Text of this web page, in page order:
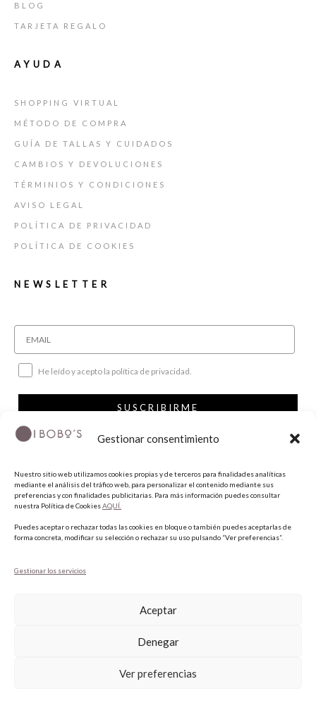
Gestionar consentimiento
Nuestro sitio web utilizamos cookies propias y de terceros para finalidades analíticas
mediante el análisis del tráfico web, para personalizar el contenido mediante sus
preferencias y con finalidades publicitarias. Para más información puedes consultar
nuestra Política de CookiesAQUÍ.
Puedes aceptar o rechazar todas las cookies en bloque o también puedes aceptarlas de
forma concreta, modificar su selección o rechazar su uso pulsando “Ver preferencias”.
Gestionar los servicios
Aceptar
Denegar
Ver preferencias
BLOG
TARJETA REGALO
AYUDA
SHOPPING VIRTUAL
MÉTODO DE COMPRA
GUÍA DE TALLAS Y CUIDADOS
CAMBIOS Y DEVOLUCIONES
TÉRMINIOS Y CONDICIONES
AVISO LEGAL
POLÍTICA DE PRIVACIDAD
POLÍTICA DE COOKIES
NEWSLETTER
He leído y acepto la política de privacidad.
SUSCRIBIRME
INSTAGRAM
PINTEREST
COPYRIGHT © 2026 QUIERO UNAS BOBO'S.